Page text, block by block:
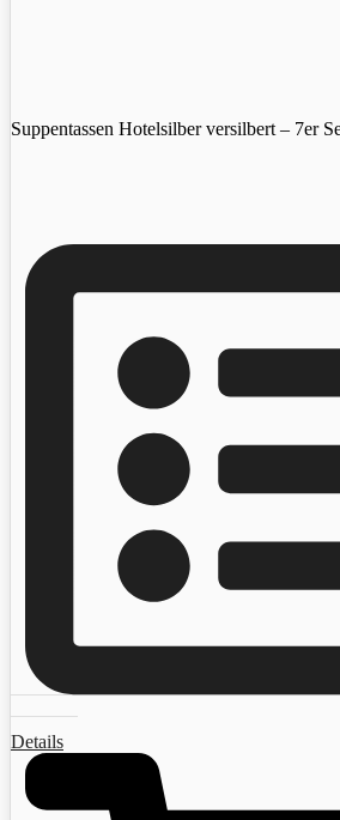
Suppentassen Hotelsilber versilbert – 7er
Details